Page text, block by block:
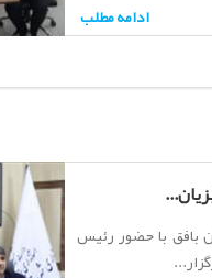
ادامه مطلب
بافق با حضور رئیس